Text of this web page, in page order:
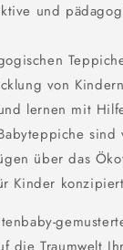
und
von
lernen mit
sind
über das
Kinder